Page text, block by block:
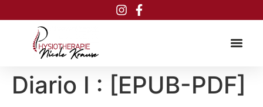
Diario I : [EPUB-PDF]